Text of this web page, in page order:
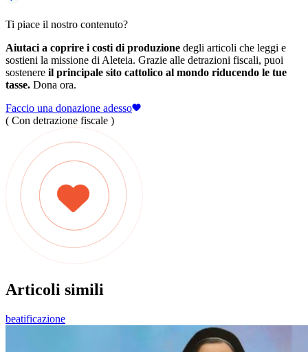
Ti piace il nostro contenuto?
Aiutaci a coprire i costi di produzione degli articoli che leggi e
sostieni la missione di Aleteia. Grazie alle detrazioni fiscali, puoi
sostenere il principale sito cattolico al mondo riducendo le tue
tasse. Dona ora.
Faccio una donazione adesso
( Con detrazione fiscale )
Articoli simili
beatificazione